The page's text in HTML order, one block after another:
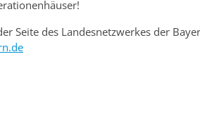
Seite des Landesnetzwerkes der